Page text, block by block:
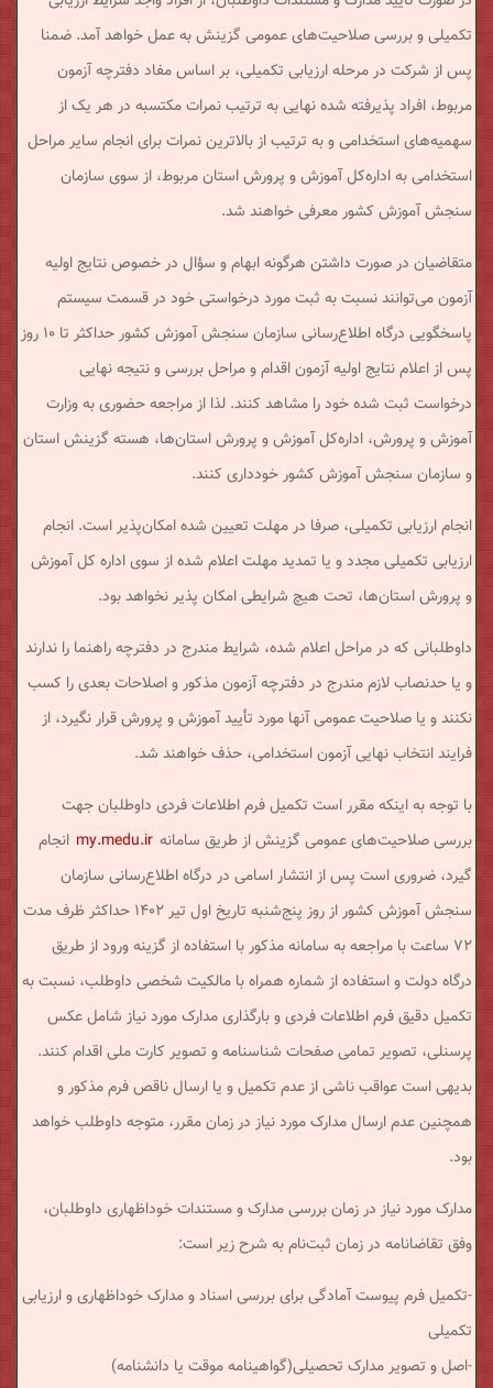
تکمیلی و بررسی صلاحیت‌های عمومی گزینش به عمل خواهد آمد. ضمنا
پس از شرکت در مرحله ارزیابی تکمیلی، بر اساس مفاد دفترچه آزمون
مربوط، افراد پذیرفته شده نهایی به ترتیب نمرات مکتسبه در هر یک از
سهمیه‌های استخدامی و به ترتیب از بالاترین نمرات برای انجام سایر مراحل
استخدامی به اداره‌کل آموزش و پرورش استان مربوط، از سوی سازمان
سنجش آموزش کشور معرفی خواهند شد.
متقاضیان در صورت داشتن هرگونه ابهام و سؤال در خصوص نتایج اولیه
آزمون می‌توانند نسبت به ثبت مورد درخواستی خود در قسمت سیستم
پاسخگویی درگاه اطلاع‌رسانی سازمان سنجش آموزش کشور حداکثر تا ۱۰ روز
پس از اعلام نتایج اولیه آزمون اقدام و مراحل بررسی و نتیجه نهایی
درخواست ثبت شده خود را مشاهد کنند. لذا از مراجعه حضوری به وزارت
آموزش و پرورش، اداره‌کل آموزش و پرورش استان‌ها، هسته گزینش استان
و سازمان سنجش آموزش کشور خودداری کنند.
انجام ارزیابی تکمیلی، صرفا در مهلت تعیین شده امکان‌پذیر است. انجام
ارزیابی تکمیلی مجدد و یا تمدید مهلت اعلام شده از سوی اداره کل آموزش
و پرورش استان‌ها، تحت هیچ شرایطی امکان پذیر نخواهد بود.
داوطلبانی که در مراحل اعلام شده، شرایط مندرج در دفترچه راهنما را ندارند
و یا حدنصاب لازم مندرج در دفترچه آزمون مذکور و اصلاحات بعدی را کسب
نکنند و یا صلاحیت عمومی آنها مورد تأیید آموزش و پرورش قرار نگیرد، از
فرایند انتخاب نهایی آزمون استخدامی، حذف خواهند شد.
با توجه به اینکه مقرر است تکمیل فرم اطلاعات فردی داوطلبان جهت
بررسی صلاحیت‌های عمومی گزینش از طریق سامانه my.medu.ir انجام
گیرد، ضروری است پس از انتشار اسامی در درگاه اطلاع‌رسانی سازمان
سنجش آموزش کشور از روز پنج‌شنبه تاریخ اول تیر ۱۴۰۲ حداکثر ظرف مدت
۷۲ ساعت با مراجعه به سامانه مذکور با استفاده از گزینه ورود از طریق
درگاه دولت و استفاده از شماره همراه با مالکیت شخصی داوطلب، نسبت به
تکمیل دقیق فرم اطلاعات فردی و بارگذاری مدارک مورد نیاز شامل عکس
پرسنلی، تصویر تمامی صفحات شناسنامه و تصویر کارت ملی اقدام کنند.
بدیهی است عواقب ناشی از عدم تکمیل و یا ارسال ناقص فرم مذکور و
همچنین عدم ارسال مدارک مورد نیاز در زمان مقرر، متوجه داوطلب خواهد
بود.
مدارک مورد نیاز در زمان بررسی مدارک و مستندات خوداظهاری داوطلبان،
وفق تقاضانامه در زمان ثبت‌نام به شرح زیر است:
-تکمیل فرم پیوست آمادگی برای بررسی اسناد و مدارک خوداظهاری و ارزیابی
تکمیلی
-اصل و تصویر مدارک تحصیلی(گواهینامه موقت یا دانشنامه)